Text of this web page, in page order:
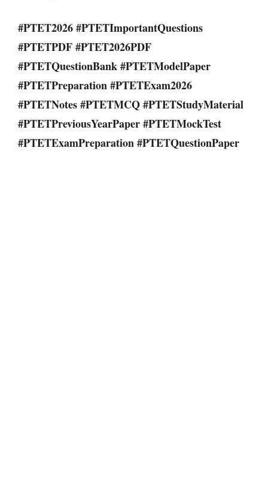
#PTET2026 #PTETImportantQuestions
#PTETPDF #PTET2026PDF
#PTETQuestionBank #PTETModelPaper
#PTETPreparation #PTETExam2026
#PTETNotes #PTETMCQ #PTETStudyMaterial
#PTETPreviousYearPaper #PTETMockTest
#PTETExamPreparation #PTETQuestionPaper